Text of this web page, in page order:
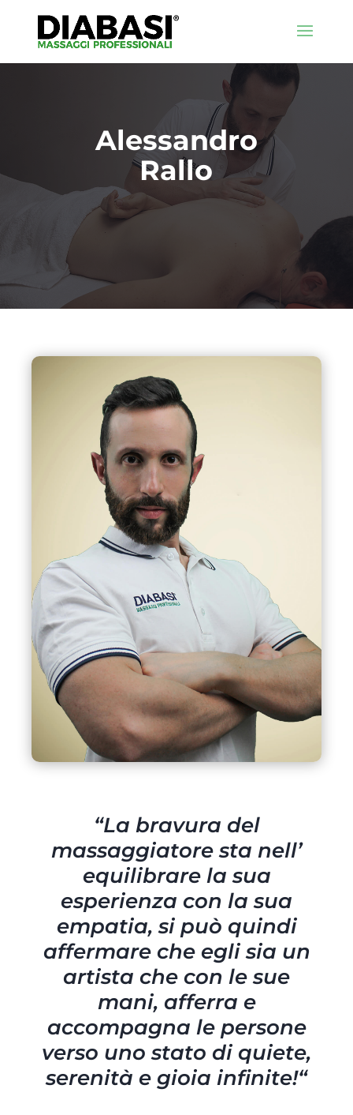
Alessandro
Rallo
“La bravura del
massaggiatore sta nell’
equilibrare la sua
esperienza con la sua
empatia, si può quindi
affermare che egli sia un
artista che con le sue
mani, afferra e
accompagna le persone
verso uno stato di quiete,
serenità e gioia infinite!“